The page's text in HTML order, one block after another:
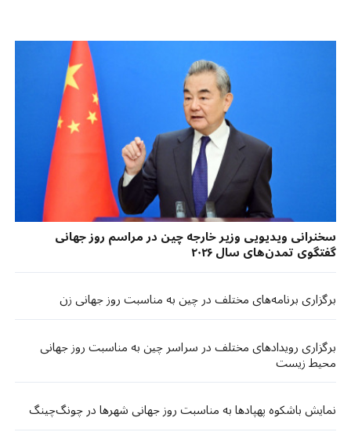
سخنرانی ویدیویی وزیر خارجه چین در مراسم روز جهانی
گفتگوی تمدن‌های سال ۲۰۲۶
برگزاری برنامه‌های مختلف در چین به مناسبت روز جهانی زن
برگزاری رویدادهای مختلف در سراسر چین به مناسبت روز جهانی
محیط زیست
نمایش باشکوه پهپادها به مناسبت روز جهانی شهرها در چونگ‌چینگ